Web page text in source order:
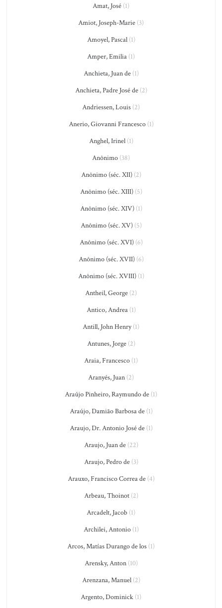
Amat, José (1)
Amiot, Joseph-Marie (3)
Amoyel, Pascal(1)
Amper, Emilia (1)
Anchieta, Juan de(1)
Anchieta, Padre José de(2)
Andriessen, Louis (2)
Anerio, Giovanni Francesco(1)
Anghel, Irinel(1)
Anônimo (38)
Anônimo (séc. XII)(2)
Anônimo (séc. XIII)(5)
Anônimo (séc. XIV)(1)
Anônimo (séc. XV)(5)
Anônimo (séc. XVI)(6)
Anônimo (séc. XVII)(6)
Anônimo (séc. XVIII)(1)
Antheil, George (2)
Antico, Andrea(1)
Antill, John Henry(1)
Antunes, Jorge(2)
Araia, Francesco (1)
Aranyés, Juan (2)
Araújo Pinheiro, Raymundo de (1)
Araújo, Damião Barbosa de(1)
Araujo, Dr. Antonio José de(1)
Araujo, Juan de(22)
Araujo, Pedro de(3)
Arauxo, Francisco Correa de(4)
Arbeau, Thoinot(2)
Arcadelt, Jacob (1)
Archilei, Antonio(1)
Arcos, Matías Durango de los (1)
Arensky, Anton(10)
Arenzana, Manuel(2)
Argento, Dominick (1)